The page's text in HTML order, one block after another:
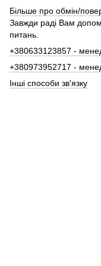
Більше про обмін/
Завжди раді Вам
питань.
+380633123857 -
+380973952717 -
Інші способи зв'язку